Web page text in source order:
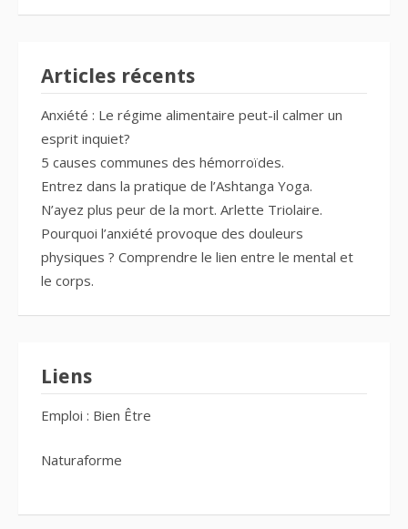
Articles récents
Anxiété : Le régime alimentaire peut-il calmer un
esprit inquiet?
5 causes communes des hémorroïdes.
Entrez dans la pratique de l’Ashtanga Yoga.
N’ayez plus peur de la mort. Arlette Triolaire.
Pourquoi l’anxiété provoque des douleurs
physiques ? Comprendre le lien entre le mental et
le corps.
Liens
Emploi : Bien Être
Naturaforme